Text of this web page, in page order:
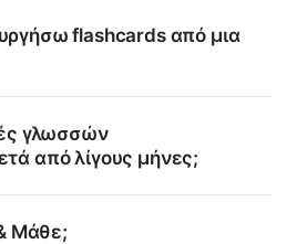
flashcards από μια
γλωσσών
από λίγους μήνες;
Μάθε;